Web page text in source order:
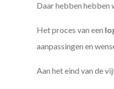
Daar hebben
Het proces van een
aanpassingen en
Aan het eind van de